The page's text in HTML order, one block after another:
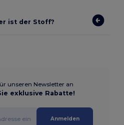
ist der Stoff?
unseren Newsletter an
exklusive Rabatte!
Anmelden